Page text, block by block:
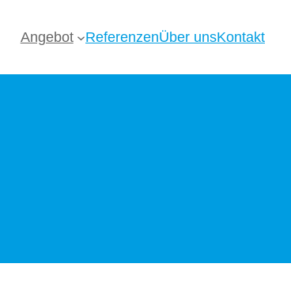
Angebot ReferenzenÜber unsKontakt